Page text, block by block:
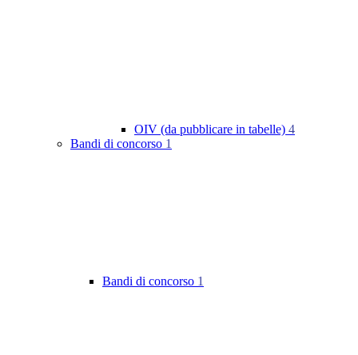
OIV (da pubblicare in tabelle) 4
Bandi di concorso 1
Bandi di concorso 1